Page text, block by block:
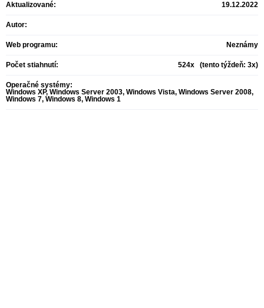
Aktualizované: 19.12.2022
Autor:
Web programu: Neznámy
Počet stiahnutí: 524x (tento týždeň: 3x)
Operačné systémy:
Windows XP, Windows Server 2003, Windows Vista, Windows Server 2008,
Windows 7, Windows 8, Windows 1